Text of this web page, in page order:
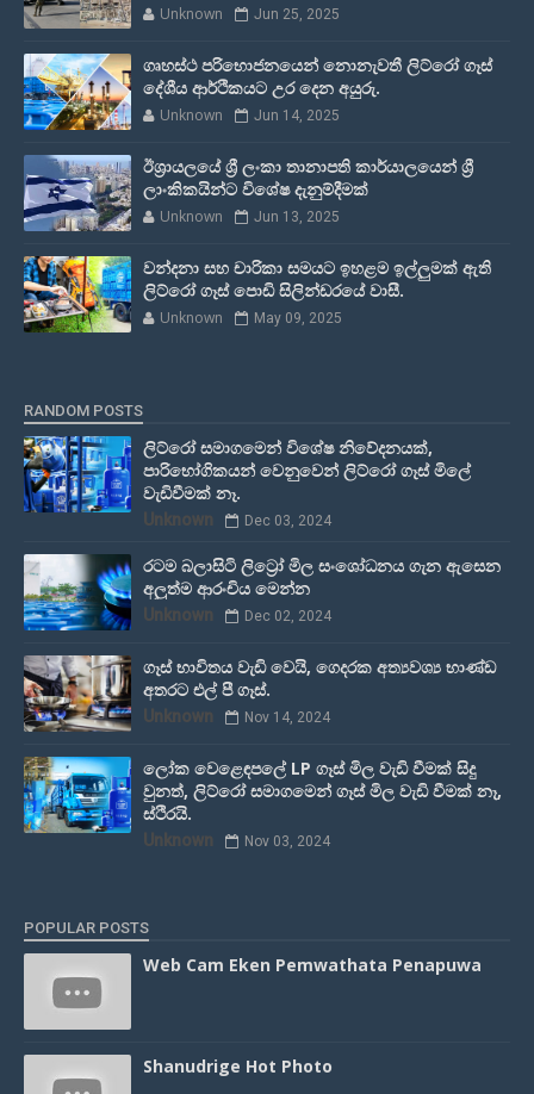
Unknown Jun 25, 2025
ගෘහස්ථ පරිභොජනයෙන් නොනැවතී ලිට්රෝ ගෑස්
දේශීය ආර්ථිකයට උර දෙන අයුරු.
Unknown Jun 14, 2025
ඊශ්‍රායලයේ ශ්‍රී ලංකා තානාපති කාර්යාලයෙන් ශ්‍රී
ලාංකිකයින්ට විශේෂ දැනුම්දීමක්
Unknown Jun 13, 2025
වන්දනා සහ චාරිකා සමයට ඉහළම ඉල්ලුමක් ඇති
ලිට්රෝ ගෑස් පොඩි සිලින්ඩරයේ වාසී.
Unknown May 09, 2025
RANDOM POSTS
ලිට්රෝ සමාගමෙන් විශේෂ නිවේදනයක්,
පාරිභෝගිකයන් වෙනුවෙන් ලිට්රෝ ගෑස් මිලේ
වැඩිවීමක් නෑ.
Unknown Dec 03, 2024
රටම බලාසිටි ලිට්‍රෝ මිල සංශෝධනය ගැන ඇසෙන
අලුත්ම ආරංචිය මෙන්න
Unknown Dec 02, 2024
ගෑස් භාවිතය වැඩි වෙයි, ගෙදරක අත්‍යවශ්‍ය භාණ්ඩ
අතරට එල් පී ගෑස්.
Unknown Nov 14, 2024
ලෝක වෙළෙඳපලේ LP ගෑස් මිල වැඩි වීමක් සිදු
වුනත්, ලිට්රෝ සමාගමෙන් ගෑස් මිල වැඩි වීමක් නෑ,
ස්ථිරයි.
Unknown Nov 03, 2024
POPULAR POSTS
Web Cam Eken Pemwathata Penapuwa
Shanudrige Hot Photo